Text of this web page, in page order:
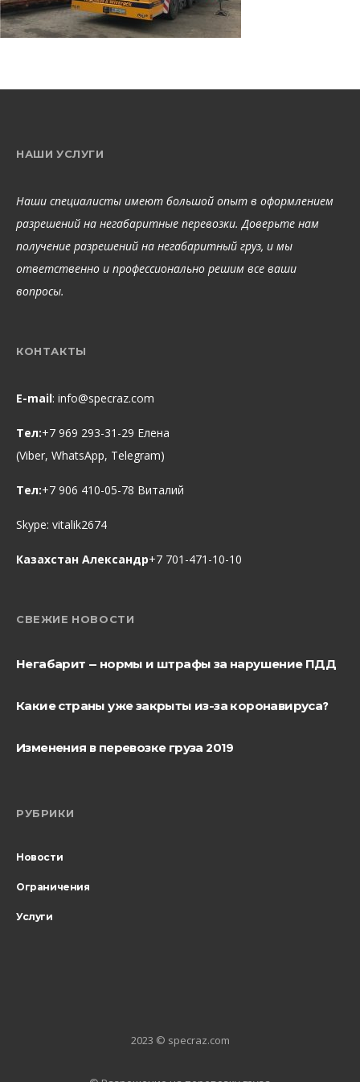
НАШИ УСЛУГИ
Наши специалисты имеют большой опыт в оформлением
разрешений на негабаритные перевозки. Доверьте нам
получение разрешений на негабаритный груз, и мы
ответственно и профессионально решим все ваши
вопросы.
КОНТАКТЫ
E-mail: info@specraz.com
Тел:+7 969 293-31-29 Елена
(Viber, WhatsApp, Telegram)
Тел:+7 906 410-05-78 Виталий
Skype: vitalik2674
Казахстан Александр+7 701-471-10-10
СВЕЖИЕ НОВОСТИ
Негабарит — нормы и штрафы за нарушение ПДД
Какие страны уже закрыты из-за коронавируса?
Изменения в перевозке груза 2019
РУБРИКИ
Новости
Ограничения
Услуги
2023 © specraz.com